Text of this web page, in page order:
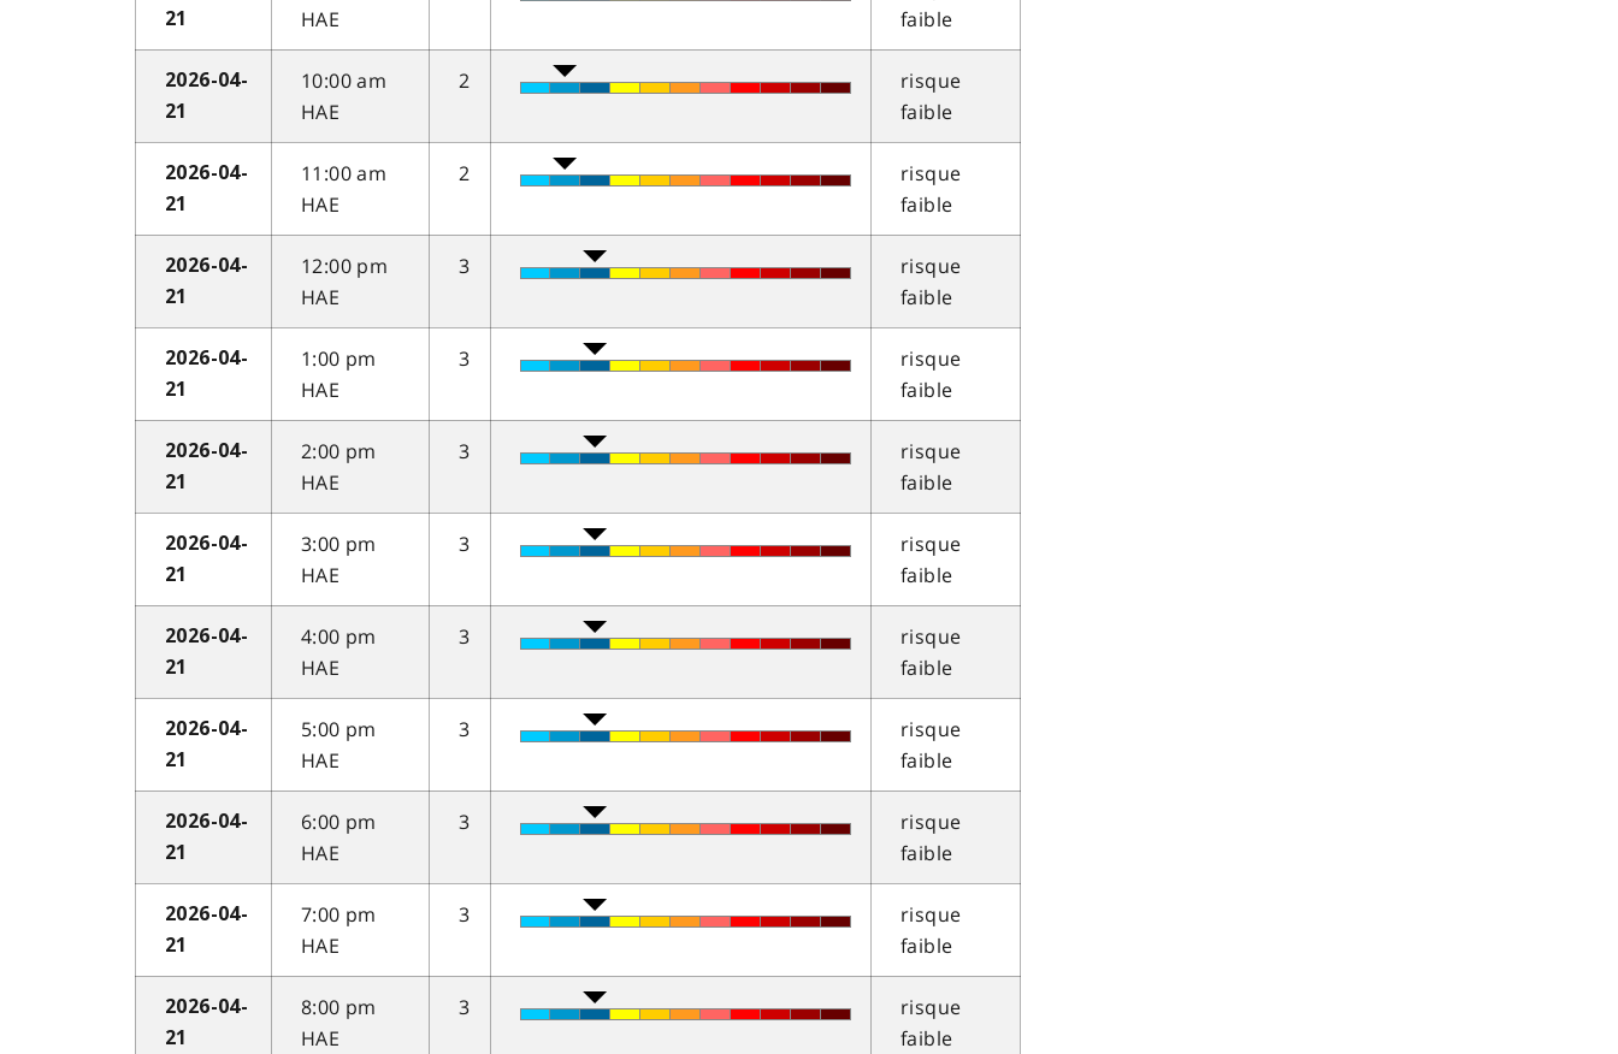
21
HAE
faible
2026-04-
21
10:00 am
HAE
2
risque
faible
2026-04-
21
11:00 am
HAE
2
risque
faible
2026-04-
21
12:00 pm
HAE
3
risque
faible
2026-04-
21
1:00 pm
HAE
3
risque
faible
2026-04-
21
2:00 pm
HAE
3
risque
faible
2026-04-
21
3:00 pm
HAE
3
risque
faible
2026-04-
21
4:00 pm
HAE
3
risque
faible
2026-04-
21
5:00 pm
HAE
3
risque
faible
2026-04-
21
6:00 pm
HAE
3
risque
faible
2026-04-
21
7:00 pm
HAE
3
risque
faible
2026-04-
21
8:00 pm
HAE
3
risque
faible